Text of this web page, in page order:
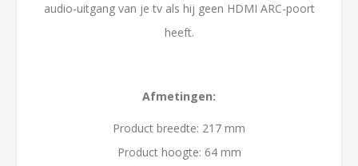
audio-uitgang van je tv als hij geen HDMI ARC-poort
heeft.
Afmetingen:
Product breedte: 217 mm
Product hoogte: 64 mm